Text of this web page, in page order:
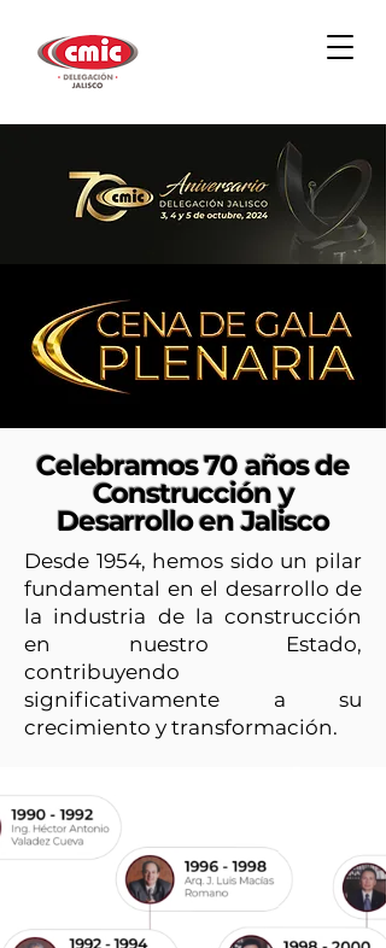
Celebramos 70 años de
Construcción y
Desarrollo en Jalisco
Desde 1954, hemos sido un pilar
fundamental en el desarrollo de
la industria de la construcción
en nuestro Estado,
contribuyendo
significativamente a su
crecimiento y transformación.